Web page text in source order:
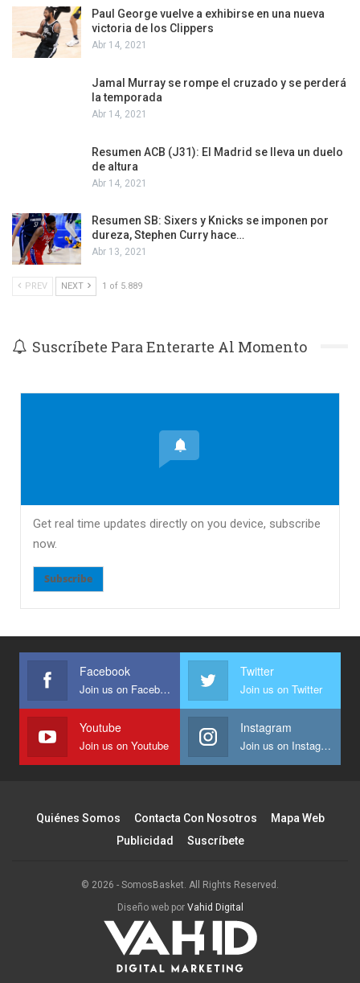
Paul George vuelve a exhibirse en una nueva
victoria de los Clippers
Abr 14, 2021
Jamal Murray se rompe el cruzado y se perderá
la temporada
Abr 14, 2021
Resumen ACB (J31): El Madrid se lleva un duelo
de altura
Abr 14, 2021
Resumen SB: Sixers y Knicks se imponen por
dureza, Stephen Curry hace…
Abr 13, 2021
PREV NEXT 1 of 5.889
Suscríbete Para Enterarte Al Momento
Get real time updates directly on you device, subscribe
now.
Subscribe
Facebook
Join us on Facebook
Twitter
Join us on Twitter
Youtube
Join us on Youtube
Instagram
Join us on Instagram
Quiénes Somos Contacta Con Nosotros
Mapa Web
Publicidad
Suscríbete
© 2026 - SomosBasket. All Rights Reserved.
Diseño web por Vahid Digital